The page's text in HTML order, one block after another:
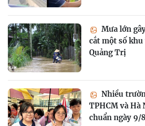
Mưa lớn
cắt một số
Quảng Trị
Nhiều
TPHCM và Hà
chuẩn ngày 9/8